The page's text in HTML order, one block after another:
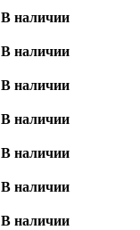
В наличии
В наличии
В наличии
В наличии
В наличии
В наличии
В наличии